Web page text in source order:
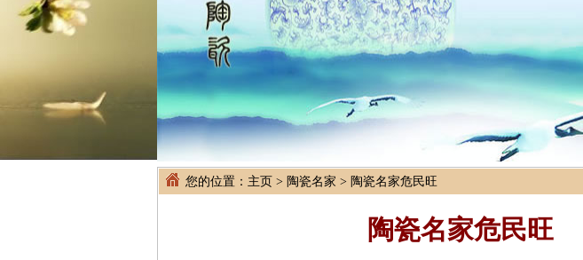
您的位置： 主页 > 陶瓷名家 > 陶瓷名家危民旺
陶瓷名家危民旺